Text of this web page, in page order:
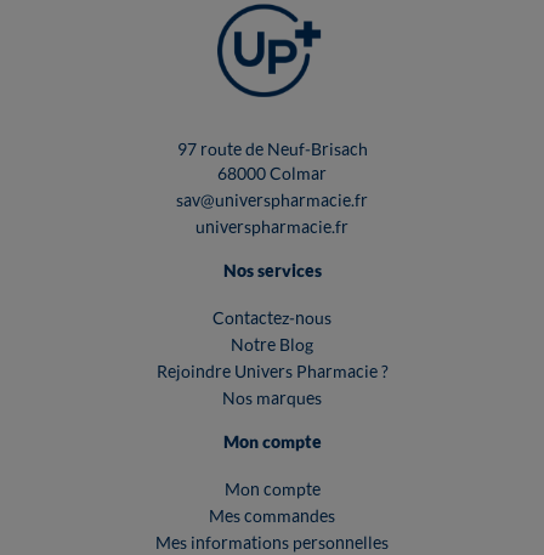
97 route de Neuf-Brisach
68000 Colmar
sav@universpharmacie.fr
universpharmacie.fr
Nos services
Contactez-nous
Notre Blog
Rejoindre Univers Pharmacie ?
Nos marques
Mon compte
Mon compte
Mes commandes
Mes informations personnelles